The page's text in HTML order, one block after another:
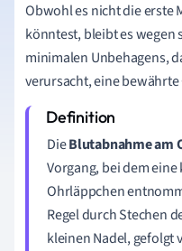
Obwohl es nicht die erste
könntest, bleibt es wegen
minimalen Unbehagens,
verursacht, eine
DieBlutabnahme am
Vorgang, bei dem
Ohrläppchen
Regel durch Stechen
kleinen Nadel, gefolgt